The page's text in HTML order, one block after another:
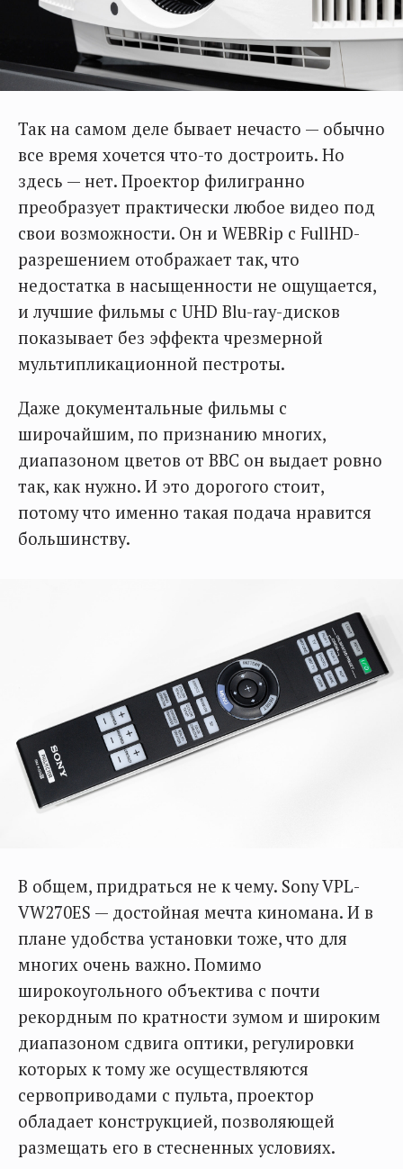
Так на самом деле бывает нечасто — обычно
все время хочется что-то достроить. Но
здесь — нет. Проектор филигранно
преобразует практически любое видео под
свои возможности. Он и WEBRip с FullHD-
разрешением отображает так, что
недостатка в насыщенности не ощущается,
и лучшие фильмы с UHD Blu-ray-дисков
показывает без эффекта чрезмерной
мультипликационной пестроты.
Даже документальные фильмы с
широчайшим, по признанию многих,
диапазоном цветов от BBC он выдает ровно
так, как нужно. И это дорогого стоит,
потому что именно такая подача нравится
большинству.
В общем, придраться не к чему. Sony VPL-
VW270ES — достойная мечта киномана. И в
плане удобства установки тоже, что для
многих очень важно. Помимо
широкоугольного объектива с почти
рекордным по кратности зумом и широким
диапазоном сдвига оптики, регулировки
которых к тому же осуществляются
сервоприводами с пульта, проектор
обладает конструкцией, позволяющей
размещать его в стесненных условиях.